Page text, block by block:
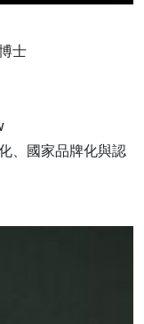
士
、國家品牌化與認